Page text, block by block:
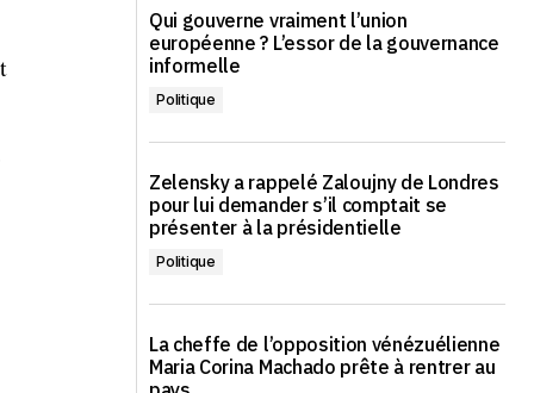
Qui gouverne vraiment l’union
européenne ? L’essor de la gouvernance
informelle
Politique
Zelensky a rappelé Zaloujny de Londres
pour lui demander s’il comptait se
présenter à la présidentielle
Politique
La cheffe de l’opposition vénézuélienne
Maria Corina Machado prête à rentrer au